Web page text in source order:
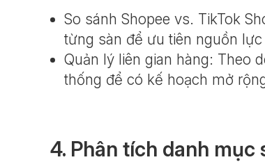
So sánh Shopee vs. TikTok
từng sàn để ưu tiên nguồn
Quản lý liên gian hàng: Theo
thống để có kế hoạch mở
4. Phân tích danh mục